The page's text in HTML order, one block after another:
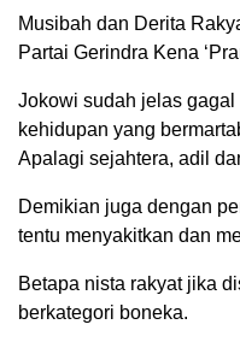
Musibah dan Derita
Partai Gerindra Kena
Jokowi sudah jelas
kehidupan yang
Apalagi sejahtera, adil
Demikian juga dengan
tentu menyakitkan dan
Betapa nista rakyat jika
berkategori boneka.